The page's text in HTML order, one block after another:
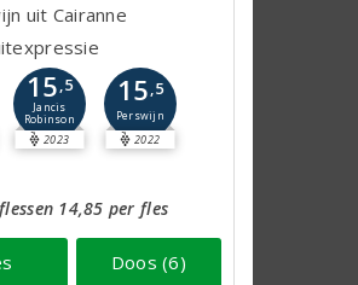
uit Cairanne
15,5
Jancis
Robinson
2023
15,5
Perswijn
2022
14,85 per fles
Doos (6)